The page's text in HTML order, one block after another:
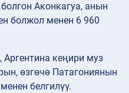
Аконкагуа, анын
болжол менен 6 960
кеңири муз
өзгөчө Патагониянын
белгилүү.